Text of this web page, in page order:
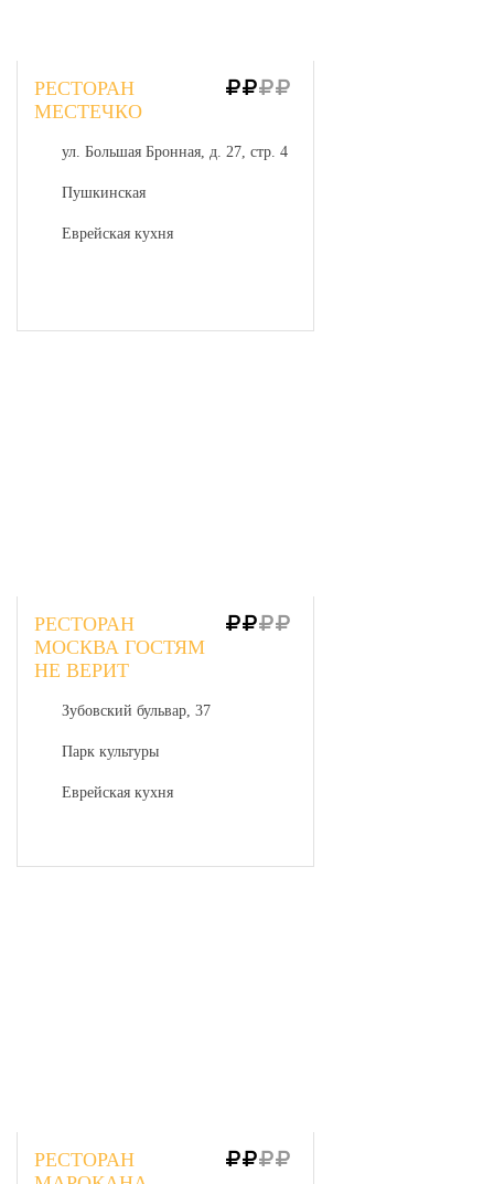
РЕСТОРАН
МЕСТЕЧКО
ул. Большая Бронная, д. 27, стр. 4
Пушкинская
Еврейская кухня
РЕСТОРАН
МОСКВА ГОСТЯМ
НЕ ВЕРИТ
Зубовский бульвар, 37
Парк культуры
Еврейская кухня
РЕСТОРАН